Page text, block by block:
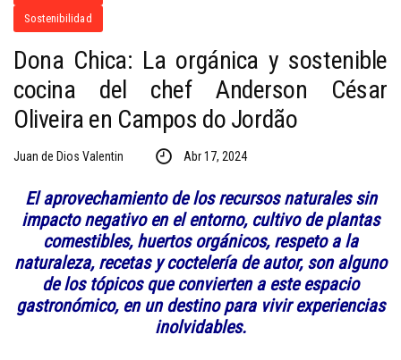
Sostenibilidad
Dona Chica: La orgánica y sostenible
cocina del chef Anderson César
Oliveira en Campos do Jordão
Juan de Dios Valentin Abr 17, 2024
El aprovechamiento de los recursos naturales sin
impacto negativo en el entorno, cultivo de plantas
comestibles, huertos orgánicos, respeto a la
naturaleza, recetas y coctelería de autor, son alguno
de los tópicos que convierten a este espacio
gastronómico, en un destino para vivir experiencias
inolvidables.